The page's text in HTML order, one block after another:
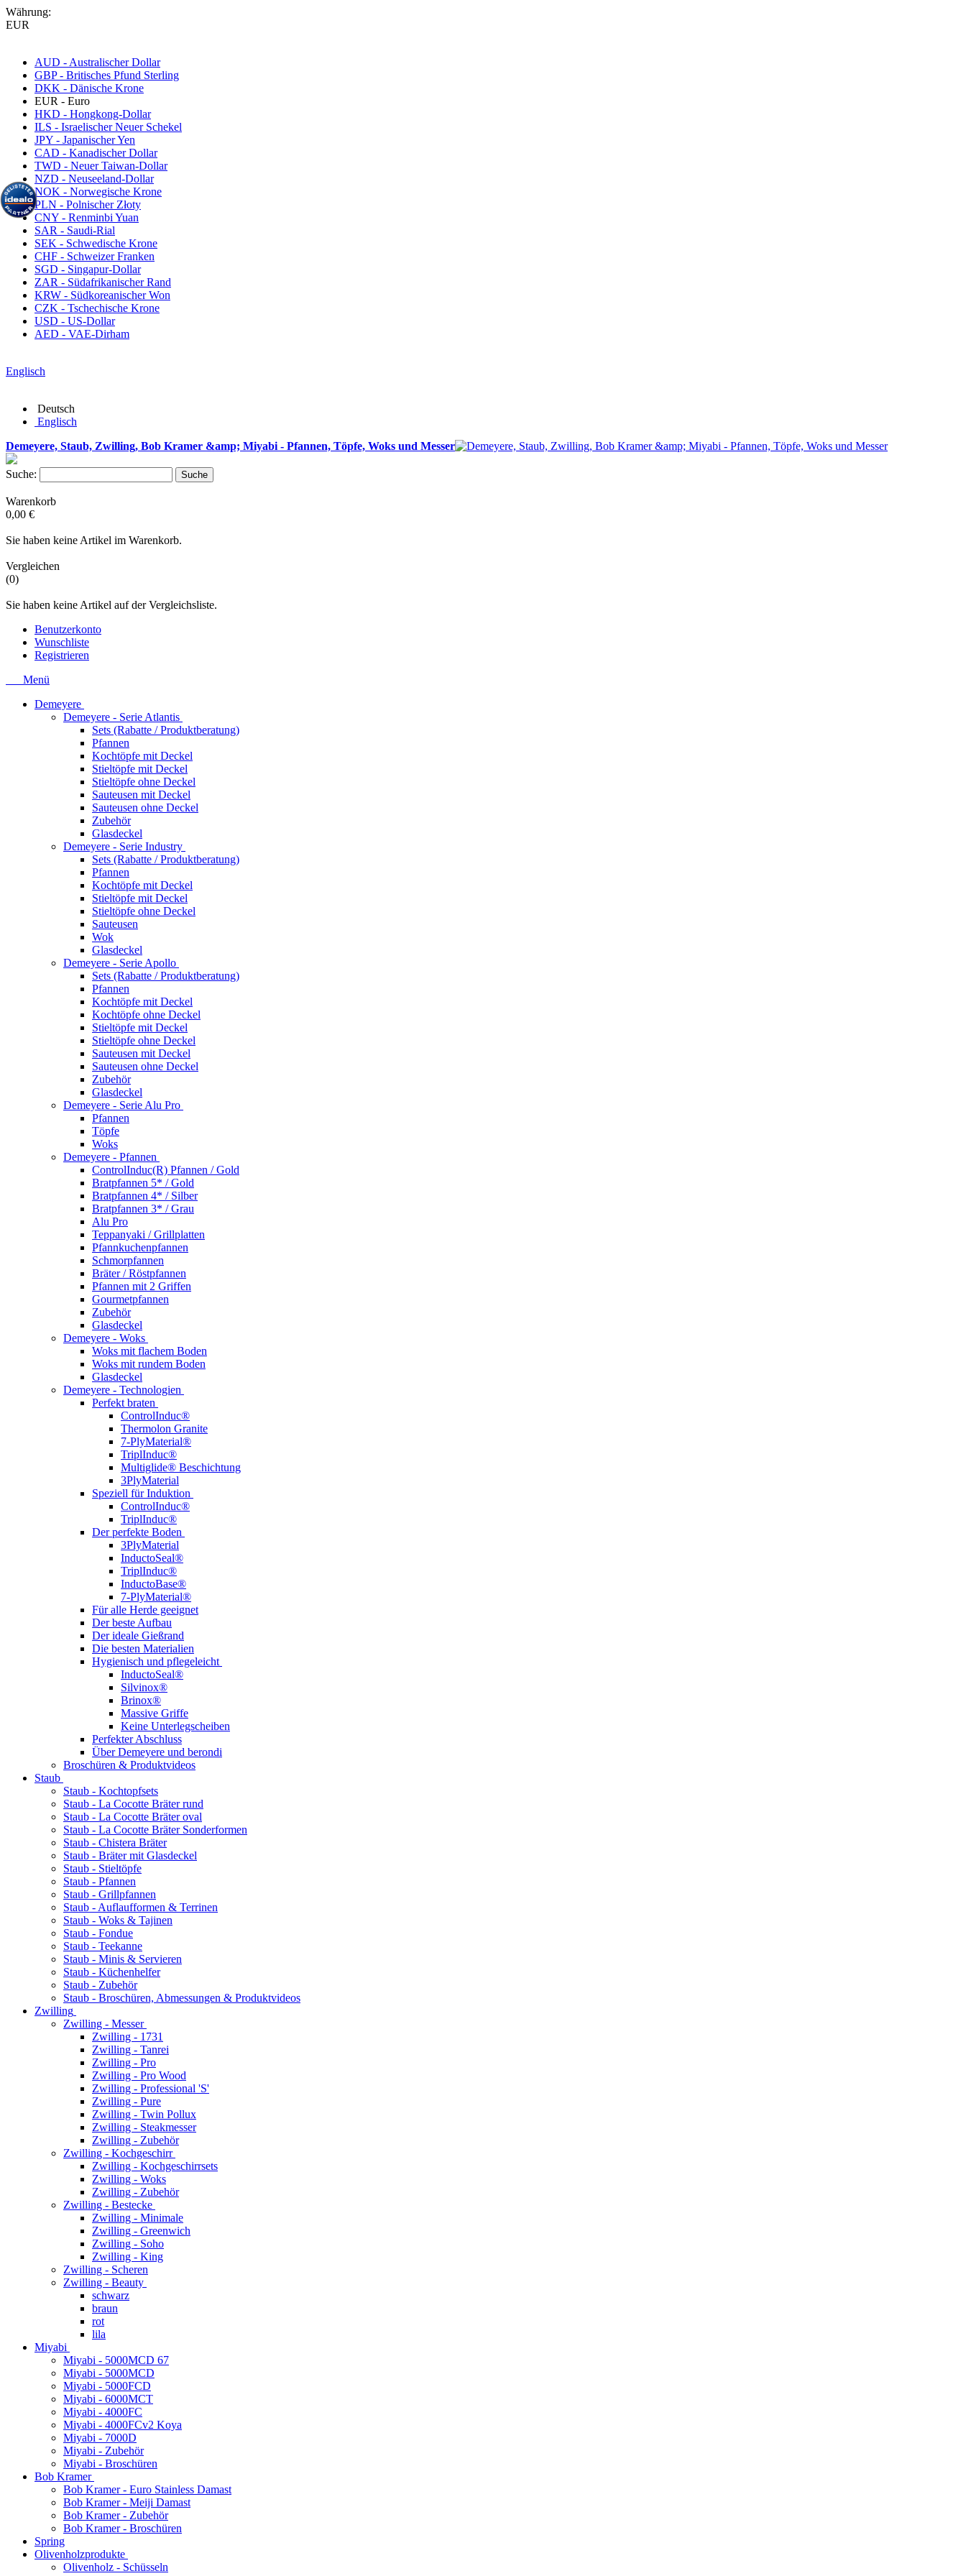
Währung:
EUR
AUD - Australischer Dollar
GBP - Britisches Pfund Sterling
DKK - Dänische Krone
EUR - Euro
HKD - Hongkong-Dollar
ILS - Israelischer Neuer Schekel
JPY - Japanischer Yen
CAD - Kanadischer Dollar
TWD - Neuer Taiwan-Dollar
NZD - Neuseeland-Dollar
NOK - Norwegische Krone
PLN - Polnischer Złoty
CNY - Renminbi Yuan
SAR - Saudi-Rial
SEK - Schwedische Krone
CHF - Schweizer Franken
SGD - Singapur-Dollar
ZAR - Südafrikanischer Rand
KRW - Südkoreanischer Won
CZK - Tschechische Krone
USD - US-Dollar
AED - VAE-Dirham
Englisch
Deutsch
Englisch
Demeyere, Staub, Zwilling, Bob Kramer &amp; Miyabi - Pfannen, Töpfe, Woks und Messer
Suche: Suche
Warenkorb
0,00 €
Sie haben keine Artikel im Warenkorb.
Vergleichen
(0)
Sie haben keine Artikel auf der Vergleichsliste.
Benutzerkonto
Wunschliste
Registrieren
Menü
Demeyere
Demeyere - Serie Atlantis
Sets (Rabatte / Produktberatung)
Pfannen
Kochtöpfe mit Deckel
Stieltöpfe mit Deckel
Stieltöpfe ohne Deckel
Sauteusen mit Deckel
Sauteusen ohne Deckel
Zubehör
Glasdeckel
Demeyere - Serie Industry
Sets (Rabatte / Produktberatung)
Pfannen
Kochtöpfe mit Deckel
Stieltöpfe mit Deckel
Stieltöpfe ohne Deckel
Sauteusen
Wok
Glasdeckel
Demeyere - Serie Apollo
Sets (Rabatte / Produktberatung)
Pfannen
Kochtöpfe mit Deckel
Kochtöpfe ohne Deckel
Stieltöpfe mit Deckel
Stieltöpfe ohne Deckel
Sauteusen mit Deckel
Sauteusen ohne Deckel
Zubehör
Glasdeckel
Demeyere - Serie Alu Pro
Pfannen
Töpfe
Woks
Demeyere - Pfannen
ControlInduc(R) Pfannen / Gold
Bratpfannen 5* / Gold
Bratpfannen 4* / Silber
Bratpfannen 3* / Grau
Alu Pro
Teppanyaki / Grillplatten
Pfannkuchenpfannen
Schmorpfannen
Bräter / Röstpfannen
Pfannen mit 2 Griffen
Gourmetpfannen
Zubehör
Glasdeckel
Demeyere - Woks
Woks mit flachem Boden
Woks mit rundem Boden
Glasdeckel
Demeyere - Technologien
Perfekt braten
ControlInduc®
Thermolon Granite
7-PlyMaterial®
TriplInduc®
Multiglide® Beschichtung
3PlyMaterial
Speziell für Induktion
ControlInduc®
TriplInduc®
Der perfekte Boden
3PlyMaterial
InductoSeal®
TriplInduc®
InductoBase®
7-PlyMaterial®
Für alle Herde geeignet
Der beste Aufbau
Der ideale Gießrand
Die besten Materialien
Hygienisch und pflegeleicht
InductoSeal®
Silvinox®
Brinox®
Massive Griffe
Keine Unterlegscheiben
Perfekter Abschluss
Über Demeyere und berondi
Broschüren & Produktvideos
Staub
Staub - Kochtopfsets
Staub - La Cocotte Bräter rund
Staub - La Cocotte Bräter oval
Staub - La Cocotte Bräter Sonderformen
Staub - Chistera Bräter
Staub - Bräter mit Glasdeckel
Staub - Stieltöpfe
Staub - Pfannen
Staub - Grillpfannen
Staub - Auflaufformen & Terrinen
Staub - Woks & Tajinen
Staub - Fondue
Staub - Teekanne
Staub - Minis & Servieren
Staub - Küchenhelfer
Staub - Zubehör
Staub - Broschüren, Abmessungen & Produktvideos
Zwilling
Zwilling - Messer
Zwilling - 1731
Zwilling - Tanrei
Zwilling - Pro
Zwilling - Pro Wood
Zwilling - Professional 'S'
Zwilling - Pure
Zwilling - Twin Pollux
Zwilling - Steakmesser
Zwilling - Zubehör
Zwilling - Kochgeschirr
Zwilling - Kochgeschirrsets
Zwilling - Woks
Zwilling - Zubehör
Zwilling - Bestecke
Zwilling - Minimale
Zwilling - Greenwich
Zwilling - Soho
Zwilling - King
Zwilling - Scheren
Zwilling - Beauty
schwarz
braun
rot
lila
Miyabi
Miyabi - 5000MCD 67
Miyabi - 5000MCD
Miyabi - 5000FCD
Miyabi - 6000MCT
Miyabi - 4000FC
Miyabi - 4000FCv2 Koya
Miyabi - 7000D
Miyabi - Zubehör
Miyabi - Broschüren
Bob Kramer
Bob Kramer - Euro Stainless Damast
Bob Kramer - Meiji Damast
Bob Kramer - Zubehör
Bob Kramer - Broschüren
Spring
Olivenholzprodukte
Olivenholz - Schüsseln